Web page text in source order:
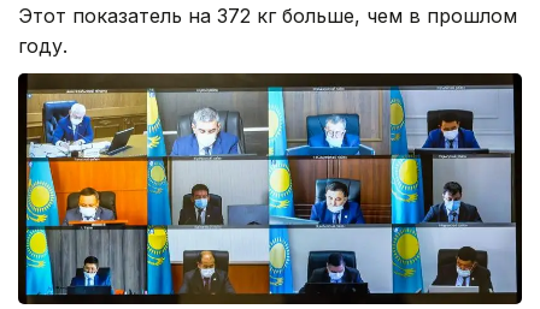
Этот показатель на 372 кг больше, чем в прошлом
году.